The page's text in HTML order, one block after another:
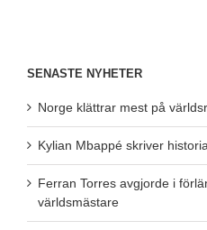
SENASTE NYHETER
Norge klättrar mest på
Kylian Mbappé skriver
Ferran Torres avgjorde i
världsmästare